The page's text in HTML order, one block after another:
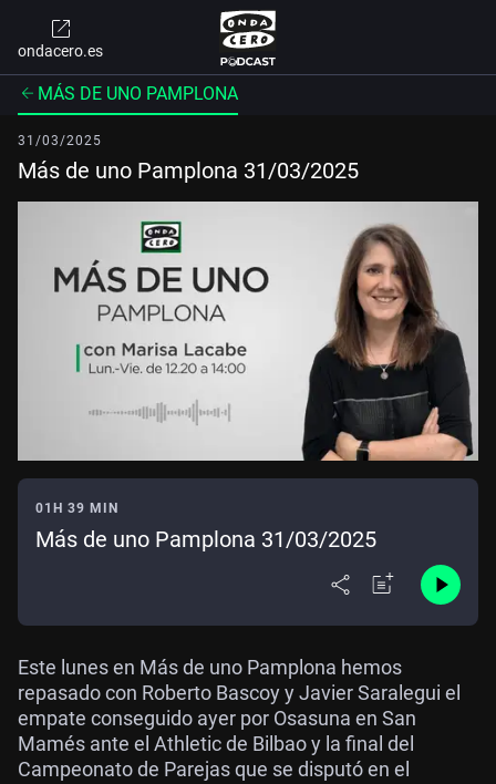
ondacero.es
MÁS DE UNO PAMPLONA
31/03/2025
Más de uno Pamplona 31/03/2025
01H 39 MIN
Más de uno Pamplona 31/03/2025
Este lunes en Más de uno Pamplona hemos
repasado con Roberto Bascoy y Javier Saralegui el
empate conseguido ayer por Osasuna en San
Mamés ante el Athletic de Bilbao y la final del
Campeonato de Parejas que se disputó en el